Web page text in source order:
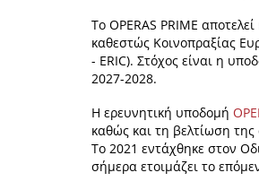
Το OPERAS PRIME
καθεστώς Κοινοπραξίας
- ERIC). Στόχος είναι η
2027-2028.
H ερευνητική υποδομή
καθώς και τη βελτίωση της
Το 2021 εντάχθηκε στον
σήμερα ετοιμάζει το